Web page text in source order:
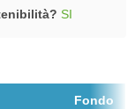
SI
Fondo